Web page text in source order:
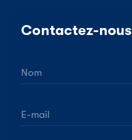
Contactez-nous
Nom
E-mail